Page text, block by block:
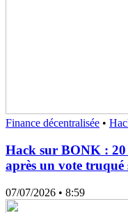
Finance décentralisée •
Hack sur BONK : 20
après un vote truqué
07/07/2026 • 8:59